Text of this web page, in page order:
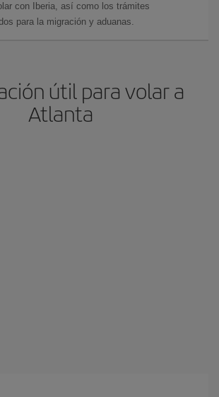
con Iberia, así como los trámites
para la migración y aduanas.
útil para volar a
Atlanta